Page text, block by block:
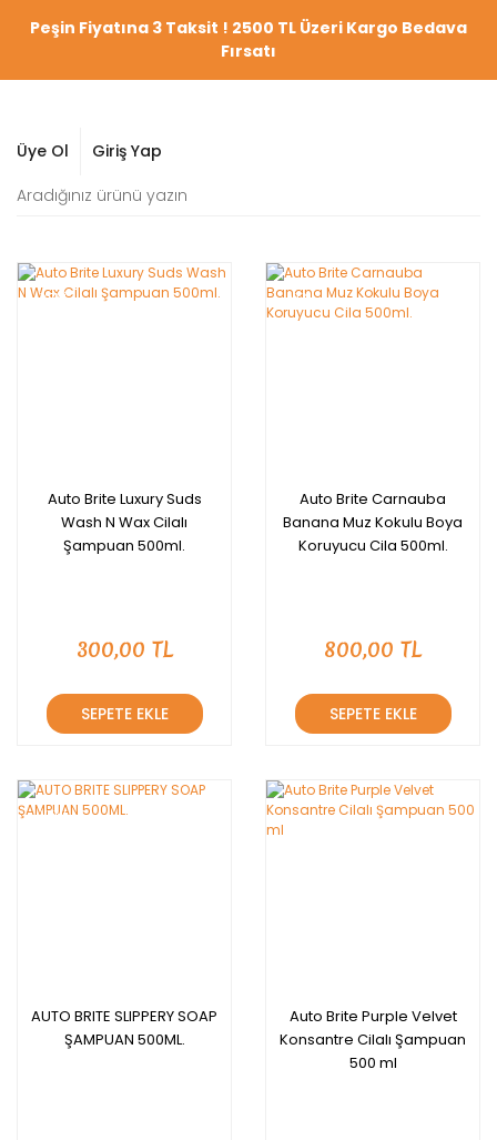
Peşin Fiyatına 3 Taksit ! 2500 TL Üzeri Kargo Bedava
Fırsatı
Üye Ol Giriş Yap
YENİ
Auto Brite Luxury Suds
Wash N Wax Cilalı
Şampuan 500ml.
300,00 TL
SEPETE EKLE
YENİ
Auto Brite Carnauba
Banana Muz Kokulu Boya
Koruyucu Cila 500ml.
800,00 TL
SEPETE EKLE
YENİ
AUTO BRITE SLIPPERY SOAP
ŞAMPUAN 500ML.
Auto Brite Purple Velvet
Konsantre Cilalı Şampuan
500 ml